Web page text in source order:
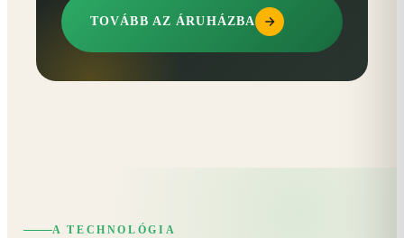
TOVÁBB AZ ÁRUHÁZBA
A TECHNOLÓGIA